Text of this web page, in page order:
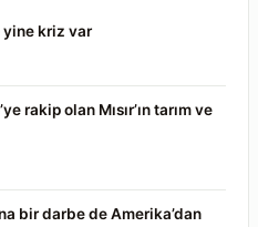
yine kriz var
rakip olan Mısır’ın tarım ve
bir darbe de Amerika’dan